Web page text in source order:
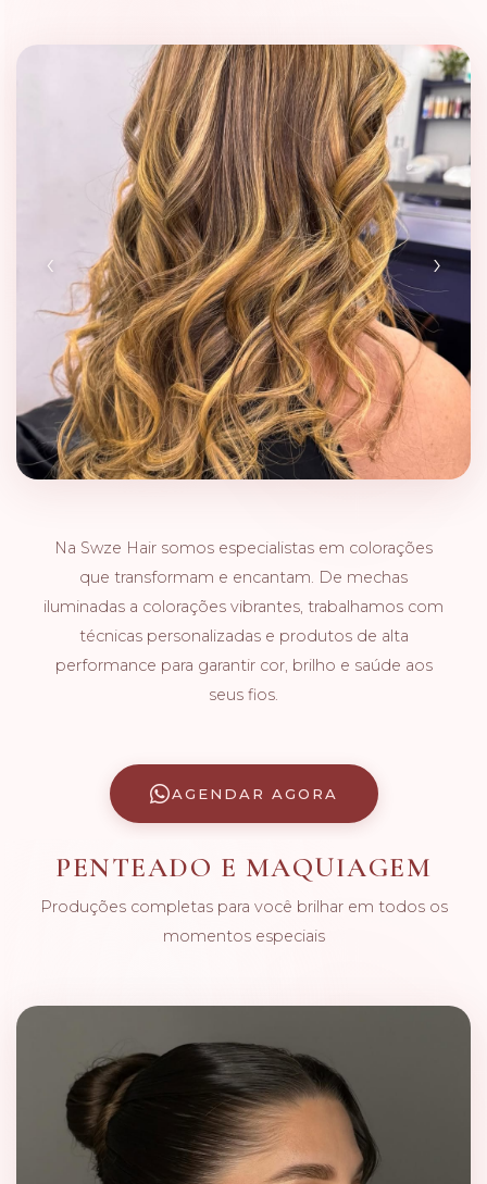
‹ ›
Na Swze Hair somos especialistas em colorações
que transformam e encantam. De mechas
iluminadas a colorações vibrantes, trabalhamos com
técnicas personalizadas e produtos de alta
performance para garantir cor, brilho e saúde aos
seus fios.
AGENDAR AGORA
PENTEADO E MAQUIAGEM
Produções completas para você brilhar em todos os
momentos especiais